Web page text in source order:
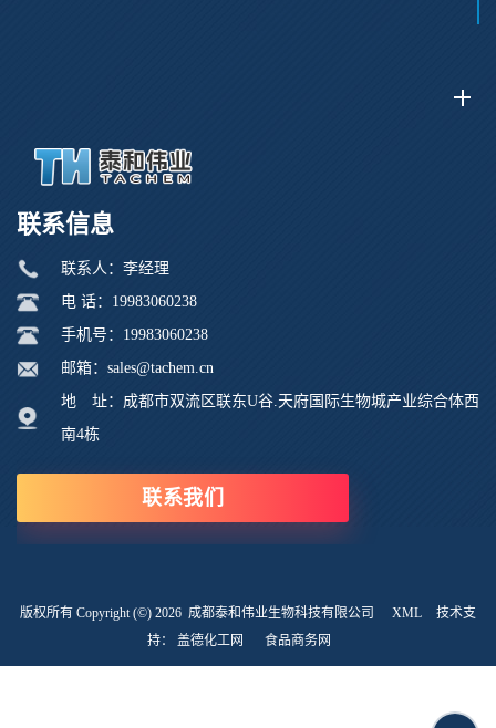
联系信息
联系人：李经理
电 话：19983060238
手机号：19983060238
邮箱：sales@tachem.cn
地 址：成都市双流区联东U谷.天府国际生物城产业综合体西
南4栋
联系我们
版权所有 Copyright (©) 2026 成都泰和伟业生物科技有限公司 XML
技术支
持： 盖德化工网 食品商务网